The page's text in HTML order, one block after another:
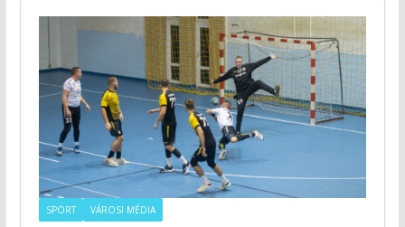
SPORT VÁROSI MÉDIA